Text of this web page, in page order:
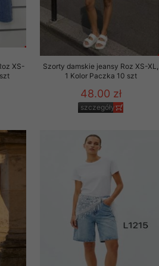
XS-
Szorty damskie jeansy Roz XS-XL,
1 Kolor Paczka 10 szt
48.00 zł
szczegóły
zgodę. Dotyczy to w
przez nas linka
i nowościach w
danych